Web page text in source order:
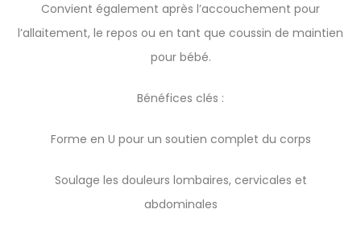
Convient également après l’accouchement pour
l’allaitement, le repos ou en tant que coussin de maintien
pour bébé.
Bénéfices clés :
Forme en U pour un soutien complet du corps
Soulage les douleurs lombaires, cervicales et
abdominales